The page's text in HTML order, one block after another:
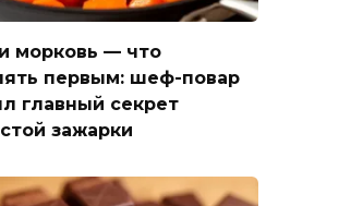
морковь — что
первым: шеф-повар
главный секрет
зажарки